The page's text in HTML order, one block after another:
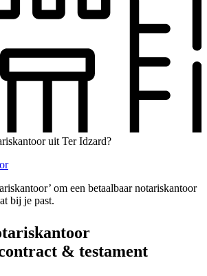
uit Ter Idzard?
om een betaalbaar notariskantoor
bij je past.
& testament